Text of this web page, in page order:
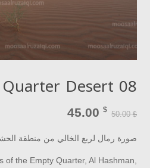
Desert 08
50.00$
45.00 $
صورة رمال لربع الخالي من منطقة
of the Empty Quarter, Al Hashman,